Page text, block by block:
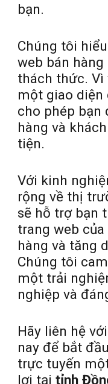
bạn.
Chúng tôi
web bán
thách thức. Vì
một giao diện
cho phép bạn
hàng và
tiện.
Với kinh
rộng về thị
sẽ hỗ trợ bạn
trang web
hàng và tăng
Chúng tôi
một trải
nghiệp và
Hãy liên hệ
nay để bắt
trực tuyến
lợi tạitỉnh